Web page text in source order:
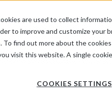
are used to collect
to improve and customize your
find out more about the cookies
visit this website. A single
COOKIES SETTINGS